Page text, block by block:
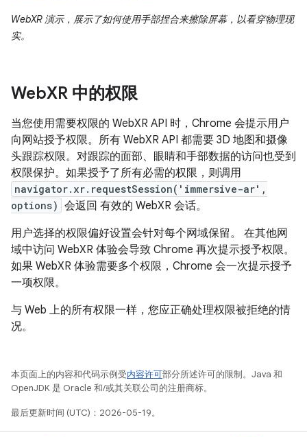
WebXR 演示，展示了如何使用手部捏合来擦除屏幕，以看穿物理现
实。
WebXR 中的权限
当您使用需要权限的 WebXR API 时，Chrome 会提示用户
向网站授予权限。所有 WebXR API 都需要 3D 地图和摄像
头跟踪权限。对跟踪的面部、眼睛和手部数据的访问也受到
权限保护。如果授予了所有必需的权限，则调用
navigator.xr.requestSession('immersive-ar',
options) 会返回 有效的 WebXR 会话。
用户选择的权限偏好设置会针对每个网域保留。 在其他网
域中访问 WebXR 体验会导致 Chrome 再次提示授予权限。
如果 WebXR 体验需要多个权限，Chrome 会一次提示授予
一项权限。
与 Web 上的所有权限一样，您应正确处理权限被拒绝的情
况。
本页面上的内容和代码示例受内容许可部分所述许可的限制。Java 和
OpenJDK 是 Oracle 和/或其关联公司的注册商标。
最后更新时间 (UTC)：2026-05-19。